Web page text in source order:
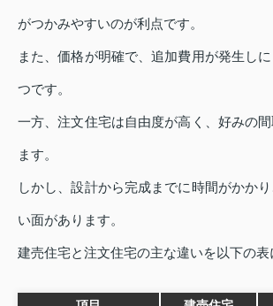
がつかみやすいのが利点です。
また、価格が明確で、追加費用が発生し
つです。
一方、注文住宅は自由度が高く、好みの
ます。
しかし、設計から完成までに時間がかか
い面があります。
建売住宅と注文住宅の主な違いを以下の表